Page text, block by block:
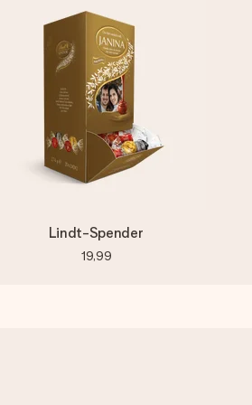
Lindt-Spender
19,99